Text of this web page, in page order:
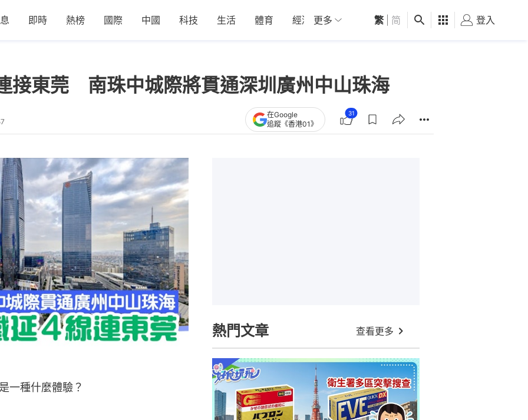
即時 熱榜 國際 中國 科技 生活 體育 經濟 01深圳 觀點 健康 好食玩飛
更多 繁 简 登入
接東莞 南珠中城際將貫通深圳廣州中山珠海
在Google
追蹤《香港01》
31
一種什麼體驗？
熱門文章 查看更多